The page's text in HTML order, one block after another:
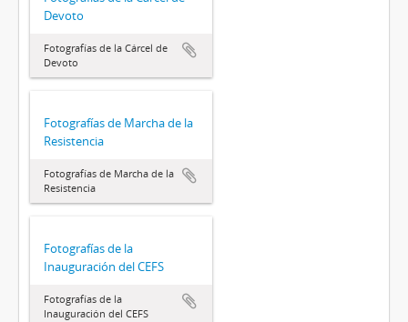
Devoto
Fotografías de la Cárcel de
Devoto
Fotografías de Marcha de la
Resistencia
Fotografías de Marcha de la
Resistencia
Fotografías de la
Inauguración del CEFS
Fotografías de la
Inauguración del CEFS